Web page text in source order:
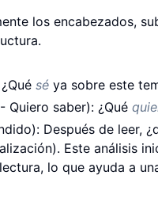
los encabezados,
sé ya sobre este
Quiero saber): ¿Qué
Después de leer,
Este análisis
lo que ayuda a